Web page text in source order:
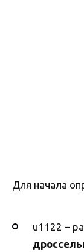
Для начала
u1122 –